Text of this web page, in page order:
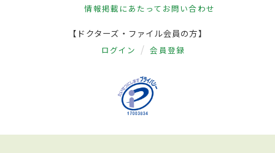
情報掲載にあたって お問い合わせ
【ドクターズ・ファイル会員の方】
ログイン 会員登録